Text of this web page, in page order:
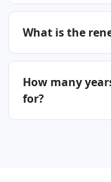
What is the
How many
for?